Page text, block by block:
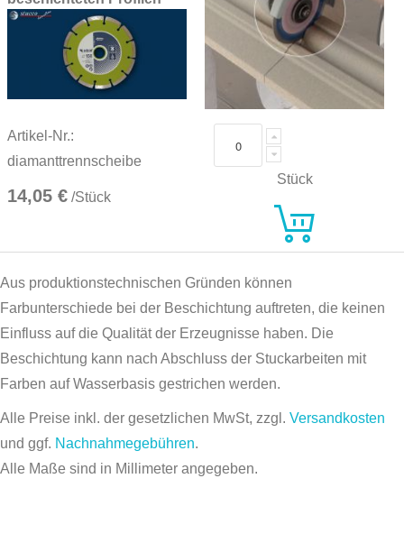
Artikel-Nr.:
diamanttrennscheibe
14,05 € /Stück
Stück
Aus produktionstechnischen Gründen können
Farbunterschiede bei der Beschichtung auftreten, die keinen
Einfluss auf die Qualität der Erzeugnisse haben. Die
Beschichtung kann nach Abschluss der Stuckarbeiten mit
Farben auf Wasserbasis gestrichen werden.
Alle Preise inkl. der gesetzlichen MwSt, zzgl. Versandkosten
und ggf. Nachnahmegebühren.
Alle Maße sind in Millimeter angegeben.